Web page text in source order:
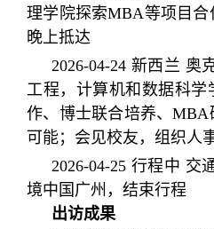
理学院探索MBA等项目合
晚上抵达
2026-04-24 新西兰 奥
工程，计算机和数据科
作、博士联合培养、
可能；会见校友，组织人
2026-04-25 行程中 交
境中国广州，结束行程
出访成果